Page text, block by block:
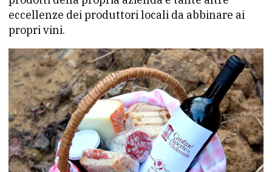
eccellenze dei produttori locali da abbinare ai
propri vini.